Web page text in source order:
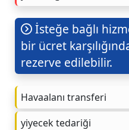
İsteğe bağlı
bir ücret
rezerve edilebilir.
Havaalanı transferi
yiyecek tedariği